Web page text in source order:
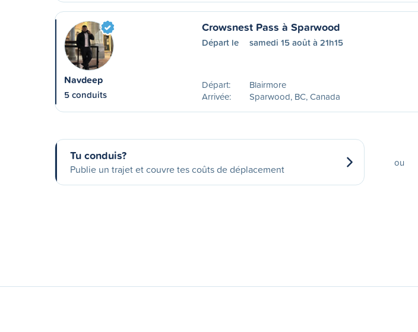
Navdeep
5 conduits
Crowsnest Pass à Sparwood
Départ le samedi 15 août à 21h15
Départ:
Blairmore
Arrivée:
Sparwood, BC, Canada
Tu conduis?
Publie un trajet et couvre tes coûts de déplacement
ou